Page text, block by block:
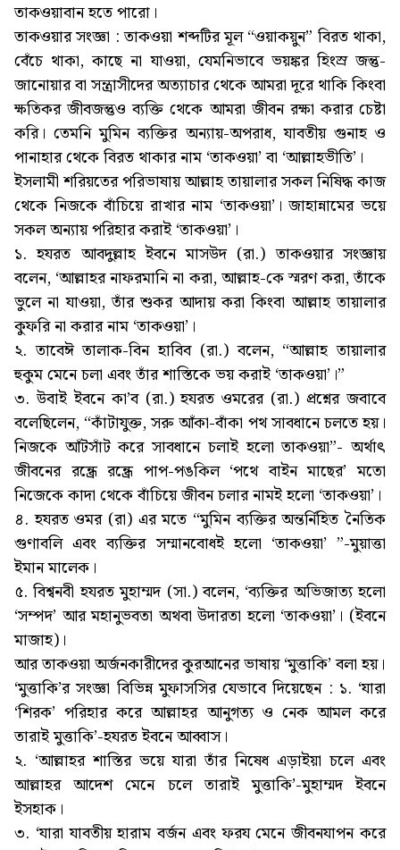
তাকওয়াবান হতে পারো।
তাকওয়ার সংজ্ঞা : তাকওয়া শব্দটির মূল “ওয়াকয়ুন” বিরত থাকা,
বেঁচে থাকা, কাছে না যাওয়া, যেমনিভাবে ভয়ঙ্কর হিংস্র জন্তু-
জানোয়ার বা সন্ত্রাসীদের অত্যাচার থেকে আমরা দূরে থাকি কিংবা
ক্ষতিকর জীবজন্তুও ব্যক্তি থেকে আমরা জীবন রক্ষা করার চেষ্টা
করি। তেমনি মুমিন ব্যক্তির অন্যায়-অপরাধ, যাবতীয় গুনাহ ও
পানাহার থেকে বিরত থাকার নাম ‘তাকওয়া’ বা ‘আল্লাহভীতি’।
ইসলামী শরিয়তের পরিভাষায় আল্লাহ তায়ালার সকল নিষিদ্ধ কাজ
থেকে নিজকে বাঁচিয়ে রাখার নাম ‘তাকওয়া’। জাহান্নামের ভয়ে
সকল অন্যায় পরিহার করাই ‘তাকওয়া’।
১. হযরত আবদুল্লাহ ইবনে মাসউদ (রা.) তাকওয়ার সংজ্ঞায়
বলেন, ‘আল্লাহর নাফরমানি না করা, আল্লাহ-কে স্মরণ করা, তাঁকে
ভুলে না যাওয়া, তাঁর শুকর আদায় করা কিংবা আল্লাহ তায়ালার
কুফরি না করার নাম ‘তাকওয়া’।
২. তাবেঈ তালাক-বিন হাবিব (রা.) বলেন, “আল্লাহ তায়ালার
হুকুম মেনে চলা এবং তাঁর শাস্তিকে ভয় করাই ‘তাকওয়া’।”
৩. উবাই ইবনে কা’ব (রা.) হযরত ওমরের (রা.) প্রশ্নের জবাবে
বলেছিলেন, “কাঁটাযুক্ত, সরু আঁকা-বাঁকা পথ সাবধানে চলতে হয়।
নিজকে আঁটসাঁট করে সাবধানে চলাই হলো তাকওয়া”- অর্থাৎ
জীবনের রন্ধ্রে রন্ধ্রে পাপ-পঙকিল ‘পথে বাইন মাছের’ মতো
নিজেকে কাদা থেকে বাঁচিয়ে জীবন চলার নামই হলো ‘তাকওয়া’।
৪. হযরত ওমর (রা) এর মতে “মুমিন ব্যক্তির অন্তর্নিহিত নৈতিক
গুণাবলি এবং ব্যক্তির সম্মানবোধই হলো ‘তাকওয়া’ ”-মুয়াত্তা
ইমান মালেক।
৫. বিশ্বনবী হযরত মুহাম্মদ (সা.) বলেন, ‘ব্যক্তির অভিজাত্য হলো
‘সম্পদ’ আর মহানুভবতা অথবা উদারতা হলো ‘তাকওয়া’। (ইবনে
মাজাহ)।
আর তাকওয়া অর্জনকারীদের কুরআনের ভাষায় ‘মুত্তাকি’ বলা হয়।
‘মুত্তাকি’র সংজ্ঞা বিভিন্ন মুফাসসির যেভাবে দিয়েছেন : ১. ‘যারা
‘শিরক’ পরিহার করে আল্লাহর আনুগত্য ও নেক আমল করে
তারাই মুত্তাকি’-হযরত ইবনে আব্বাস।
২. ‘আল্লাহর শাস্তির ভয়ে যারা তাঁর নিষেধ এড়াইয়া চলে এবং
আল্লাহর আদেশ মেনে চলে তারাই মুত্তাকি’-মুহাম্মদ ইবনে
ইসহাক।
৩. ‘যারা যাবতীয় হারাম বর্জন এবং ফরয মেনে জীবনযাপন করে